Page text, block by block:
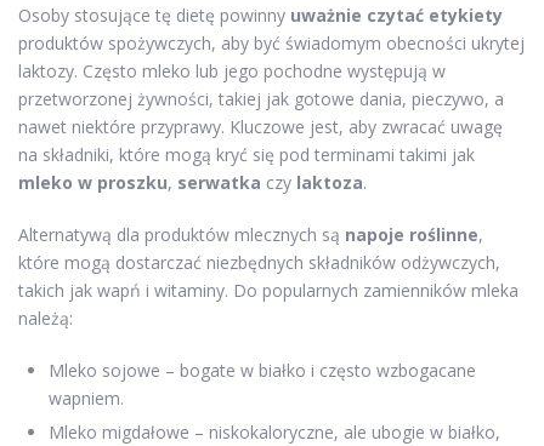
Osoby stosujące tę dietę powinny uważnie czytać etykiety
produktów spożywczych, aby być świadomym obecności ukrytej
laktozy. Często mleko lub jego pochodne występują w
przetworzonej żywności, takiej jak gotowe dania, pieczywo, a
nawet niektóre przyprawy. Kluczowe jest, aby zwracać uwagę
na składniki, które mogą kryć się pod terminami takimi jak
mleko w proszku, serwatka czy laktoza.
Alternatywą dla produktów mlecznych są napoje roślinne,
które mogą dostarczać niezbędnych składników odżywczych,
takich jak wapń i witaminy. Do popularnych zamienników mleka
należą:
Mleko sojowe – bogate w białko i często wzbogacane
wapniem.
Mleko migdałowe – niskokaloryczne, ale ubogie w białko,